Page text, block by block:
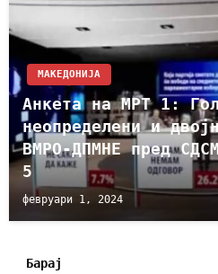
МАКЕДОНИЈА
Анкета на МРТ 1:
неопределени и
ВМРО-ДПМНЕ пред
5
февруари 1, 2024
Барај